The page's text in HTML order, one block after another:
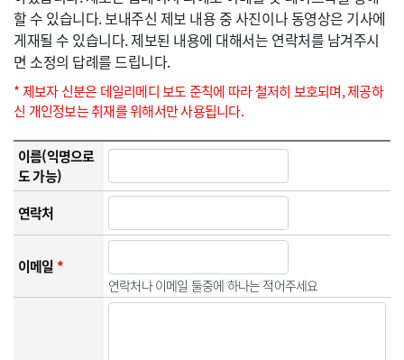
할 수 있습니다. 보내주신 제보 내용 중 사진이나 동영상은 기사에
게재될 수 있습니다. 제보된 내용에 대해서는 연락처를 남겨주시
면 소정의 답례를 드립니다.
* 제보자 신분은 데일리메디 보도 준칙에 따라 철저히 보호되며, 제공하
신 개인정보는 취재를 위해서만 사용됩니다.
이름(익명으로
도 가능)
연락처
이메일*
연락처나 이메일 둘중에 하나는 적어주세요